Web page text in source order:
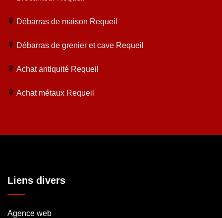
Débarras de maison Requeil
Débarras de grenier et cave Requeil
Achat antiquité Requeil
Achat métaux Requeil
Liens divers
Agence web